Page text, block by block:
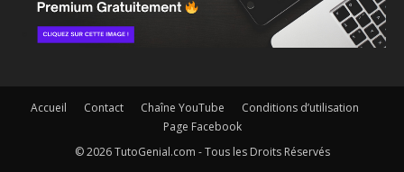
Accueil Contact Chaîne YouTube
Conditions d’utilisation
Page Facebook
© 2026 TutoGenial.com - Tous les Droits Réservés